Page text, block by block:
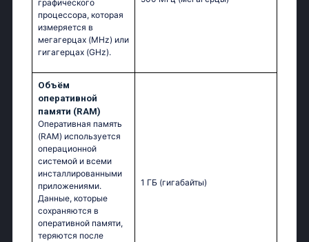
графического
процессора, которая
измеряется в
мегагерцах (MHz) или
гигагерцах (GHz).
Объём
оперативной
памяти (RAM)
Оперативная память
(RAM) используется
операционной
системой и всеми
инсталлированными
приложениями.
Данные, которые
сохраняются в
оперативной памяти,
теряются после
1 ГБ (гигабайты)